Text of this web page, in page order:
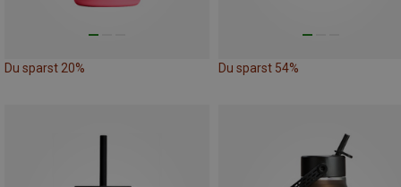
Du sparst 20% Du sparst 54%